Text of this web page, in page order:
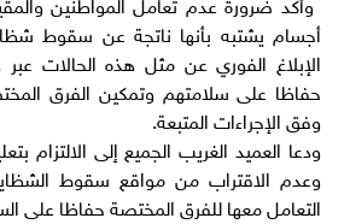
أجسام يشتبه بأنها ناتجة عن سقوط
حفاظا على سلامتهم وتمكين الفرق
وفق الإجراءات المتبعة.
ودعا العميد الغريب الجميع إلى الالتزام
وعدم الاقتراب من مواقع سقوط
التعامل معها للفرق المختصة حفاظا على